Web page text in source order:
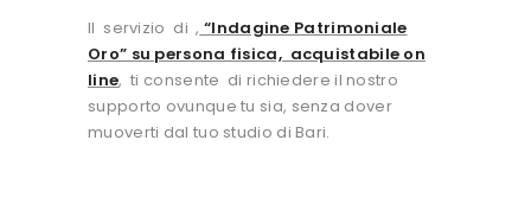
Il servizio di, “Indagine Patrimoniale
Oro” su persona fisica, acquistabile on
line, ti consente di richiedere il nostro
supporto ovunque tu sia, senza dover
muoverti dal tuo studio di Bari.